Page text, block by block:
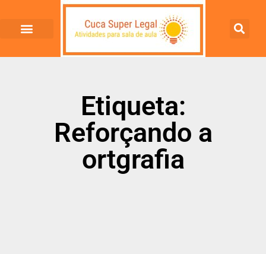
Etiqueta:
Reforçando a
ortgrafia